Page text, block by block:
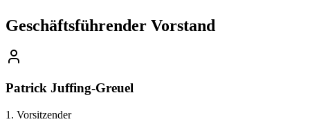
Geschäftsführender Vorstand
Patrick Juffing-Greuel
1. Vorsitzender